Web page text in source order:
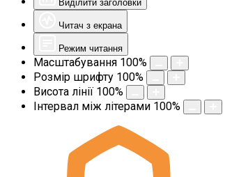
Виділити заголовки
Читач з екрана
Режим читання
Масштабування 100%
Розмір шрифту 100%
Висота лінії 100%
Інтервал між літерами 100%